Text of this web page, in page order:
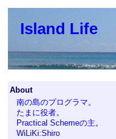
Island Life
About
南の島のプログラマ。
たまに役者。
Practical Schemeの主。
WiLiKi:Shiro